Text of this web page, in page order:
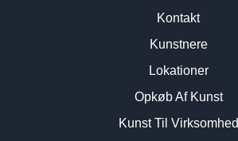
Kontakt
Kunstnere
Lokationer
Opkøb Af Kunst
Kunst Til Virksomhed